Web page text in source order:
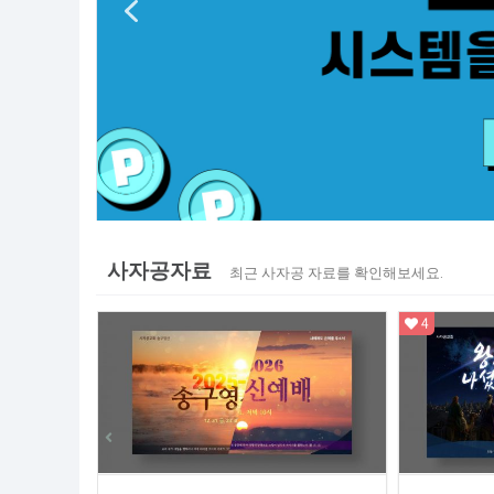
사자공자료 최근 사자공 자료를 확인해보세요.
4